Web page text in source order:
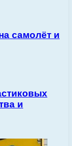
самолёт и
и